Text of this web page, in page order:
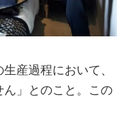
産過程において、
」とのこと。この